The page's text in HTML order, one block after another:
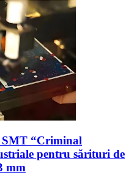
“Criminal
pentru sărituri de
mm